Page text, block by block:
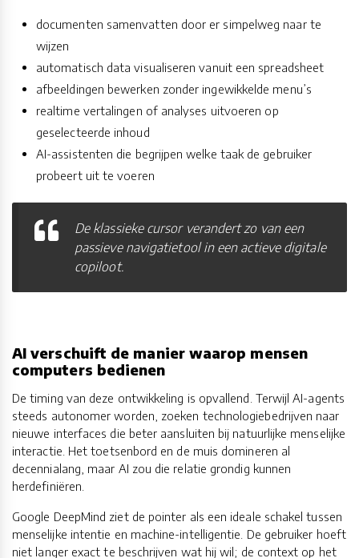
documenten samenvatten door er simpelweg naar te
wijzen
automatisch data visualiseren vanuit een spreadsheet
afbeeldingen bewerken zonder ingewikkelde menu’s
realtime vertalingen of analyses uitvoeren op
geselecteerde inhoud
AI-assistenten die begrijpen welke taak de gebruiker
probeert uit te voeren
De klassieke cursor verandert zo van een
passieve navigatietool in een actieve digitale
copiloot.
AI verschuift de manier waarop mensen
computers bedienen
De timing van deze ontwikkeling is opvallend. Terwijl AI-agents
steeds autonomer worden, zoeken technologiebedrijven naar
nieuwe interfaces die beter aansluiten bij natuurlijke menselijke
interactie. Het toetsenbord en de muis domineren al
decennialang, maar AI zou die relatie grondig kunnen
herdefiniëren.
Google DeepMind ziet de pointer als een ideale schakel tussen
menselijke intentie en machine-intelligentie. De gebruiker hoeft
niet langer exact te beschrijven wat hij wil; de context op het